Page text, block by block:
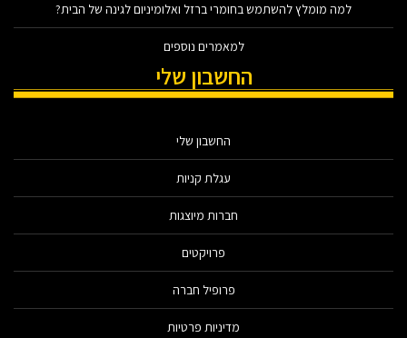
למה מומלץ להשתמש בחומרי ברזל ואלומיניום לגינה של הבית?
למאמרים נוספים
החשבון שלי
החשבון שלי
עגלת קניות
חברות מיוצגות
פרויקטים
פרופיל חברה
מדיניות פרטיות